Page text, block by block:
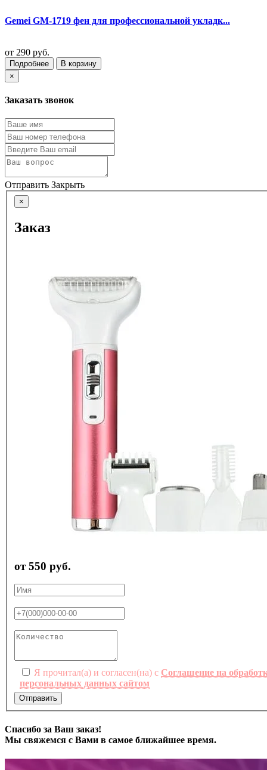
Gemei GM-1719 фен для профессиональной укладк...
от 290 руб.
Подробнее
В корзину
×
Заказать звонок
Отправить Закрыть
×
Заказ
от 550 руб.
Я прочитал(а) и согласен(на) с Соглашение на
персональных данных сайтом
Отправить
Спасибо за Ваш заказ!
Мы свяжемся с Вами в самое ближайшее время.